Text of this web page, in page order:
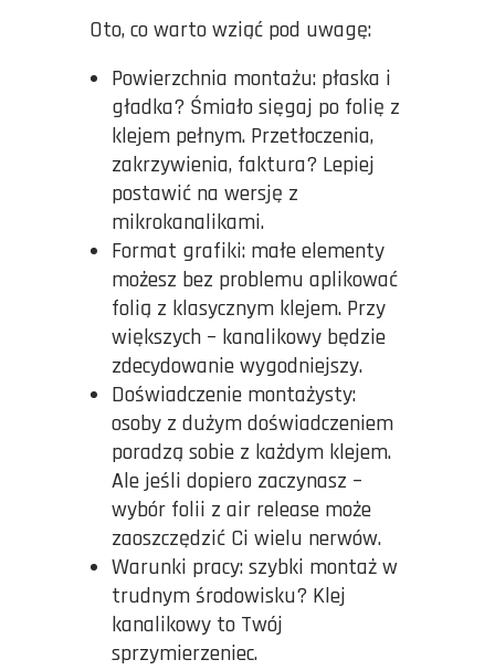
Oto, co warto wziąć pod uwagę:
Powierzchnia montażu: płaska i
gładka? Śmiało sięgaj po folię z
klejem pełnym. Przetłoczenia,
zakrzywienia, faktura? Lepiej
postawić na wersję z
mikrokanalikami.
Format grafiki: małe elementy
możesz bez problemu aplikować
folią z klasycznym klejem. Przy
większych – kanalikowy będzie
zdecydowanie wygodniejszy.
Doświadczenie montażysty:
osoby z dużym doświadczeniem
poradzą sobie z każdym klejem.
Ale jeśli dopiero zaczynasz –
wybór folii z air release może
zaoszczędzić Ci wielu nerwów.
Warunki pracy: szybki montaż w
trudnym środowisku? Klej
kanalikowy to Twój
sprzymierzeniec.